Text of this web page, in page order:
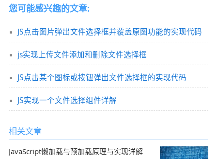
您可能感兴趣的文章:
JS点击图片弹出文件选择框并覆盖原图功能的实现代码
js实现上传文件添加和删除文件选择框
JS点击某个图标或按钮弹出文件选择框的实现代码
JS实现一个文件选择组件详解
相关文章
JavaScript懒加载与预加载原理与实现详解